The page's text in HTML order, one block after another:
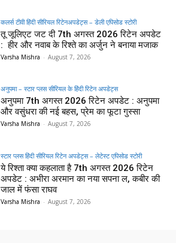
कलर्स टीवी हिंदी सीरियल रिटेनअपडेट्स – डेली एपिसोड स्टोरी
तू जूलिएट जट दी 7th अगस्त 2026 रिटेन अपडेट
: हीर और नवाब के रिश्ते का अर्जुन ने बनाया मजाक
Varsha Mishra - August 7, 2026
अनुपमा – स्टार प्लस सीरियल के हिंदी रिटेन अपडेट्स
अनुपमा 7th अगस्त 2026 रिटेन अपडेट : अनुपमा
और वसुंधरा की नई बहस, प्रेम का फूटा गुस्सा
Varsha Mishra - August 7, 2026
स्टार प्लस हिंदी सीरियल रिटेन अपडेट्स – लेटेस्ट एपिसोड स्टोरी
ये रिश्ता क्या कहलाता है 7th अगस्त 2026 रिटेन
अपडेट : अभीरा अरमान का नया सपना ल, कबीर की
जाल में फंसा राघव
Varsha Mishra - August 7, 2026